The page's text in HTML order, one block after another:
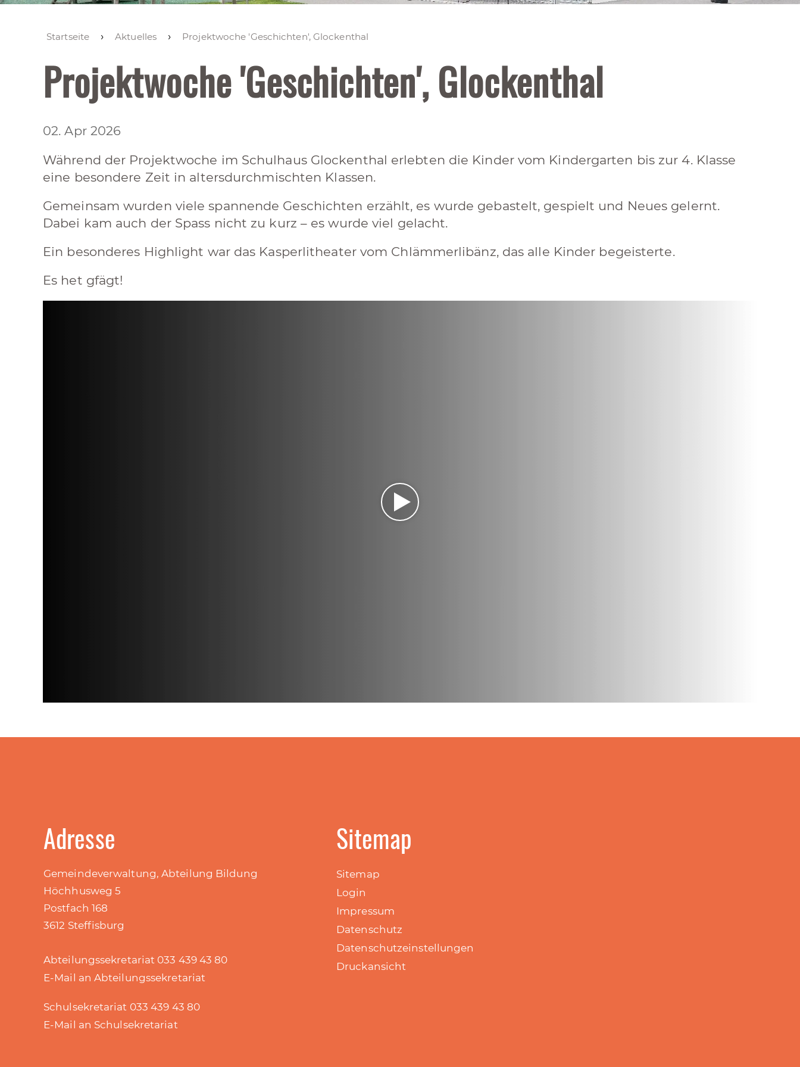
Startseite Aktuelles Projektwoche 'Geschichten', Glockenthal
Projektwoche 'Geschichten', Glockenthal
02. Apr 2026
Während der Projektwoche im Schulhaus Glockenthal erlebten die Kinder vom Kindergarten bis zur 4. Klasse
eine besondere Zeit in altersdurchmischten Klassen.
Gemeinsam wurden viele spannende Geschichten erzählt, es wurde gebastelt, gespielt und Neues gelernt.
Dabei kam auch der Spass nicht zu kurz – es wurde viel gelacht.
Ein besonderes Highlight war das Kasperlitheater vom Chlämmerlibänz, das alle Kinder begeisterte.
Es het gfägt!
Adresse
Gemeindeverwaltung, Abteilung Bildung
Höchhusweg 5
Postfach 168
3612 Steffisburg
Abteilungssekretariat 033 439 43 80
E-Mail an Abteilungssekretariat
Schulsekretariat 033 439 43 80
E-Mail an Schulsekretariat
Sitemap
Sitemap
Login
Impressum
Datenschutz
Datenschutzeinstellungen
Druckansicht